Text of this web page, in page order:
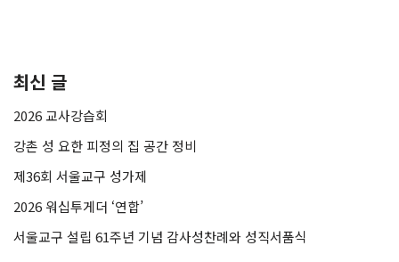
최신 글
2026 교사강습회
강촌 성 요한 피정의 집 공간 정비
제36회 서울교구 성가제
2026 워십투게더 ‘연합’
서울교구 설립 61주년 기념 감사성찬례와 성직서품식